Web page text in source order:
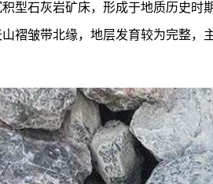
型石灰岩矿床，形成于地质历史时
褶皱带北缘，地层发育较为完整